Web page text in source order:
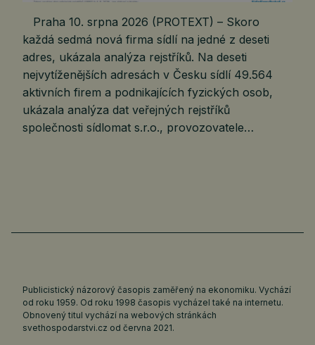
Praha 10. srpna 2026 (PROTEXT) – Skoro
každá sedmá nová firma sídlí na jedné z deseti
adres, ukázala analýza rejstříků. Na deseti
nejvytíženějších adresách v Česku sídlí 49.564
aktivních firem a podnikajících fyzických osob,
ukázala analýza dat veřejných rejstříků
společnosti sídlomat s.r.o., provozovatele…
Publicistický názorový časopis zaměřený na ekonomiku. Vychází
od roku 1959. Od roku 1998 časopis vycházel také na internetu.
Obnovený titul vychází na webových stránkách
svethospodarstvi.cz od června 2021.